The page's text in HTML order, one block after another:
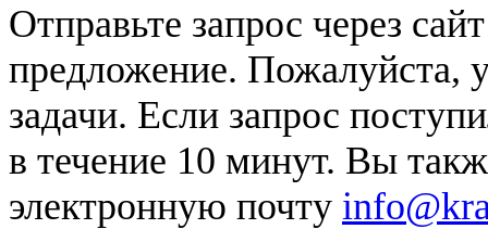
Отправьте запрос через
предложение. Пожалуйста,
задачи. Если запрос
в течение 10 минут. Вы
электронную почту